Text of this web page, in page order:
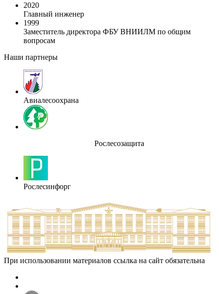
2020
Главный инженер
1999
Заместитель директора ФБУ ВНИИЛМ по общим
вопросам
Наши партнеры
Авиалесоохрана
Рослесозащита
Рослесинфорг
При использовании материалов ссылка на сайт обязательна